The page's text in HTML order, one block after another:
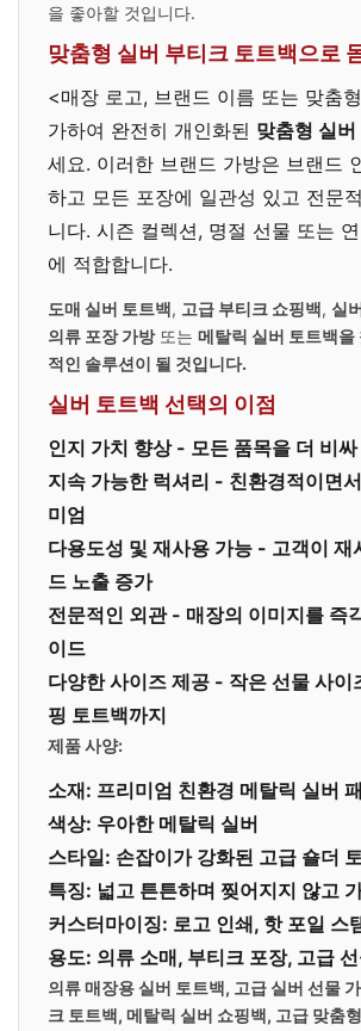
을 좋아할 것입니다.
맞춤형 실버 부티크 토트백으로
<매장 로고, 브랜드 이름 또는 맞춤
가하여 완전히 개인화된 맞춤형 실버
세요. 이러한 브랜드 가방은 브랜드
하고 모든 포장에 일관성 있고 전문
니다. 시즌 컬렉션, 명절 선물 또는
에 적합합니다.
도매 실버 토트백, 고급 부티크 쇼핑백, 실
의류 포장 가방또는 메탈릭 실버 토트백을
적인 솔루션이 될 것입니다.
실버 토트백 선택의 이점
인지 가치 향상- 모든 품목을 더 비싸
지속 가능한 럭셔리 - 친환경적이면
미엄
다용도성 및 재사용 가능 - 고객이 재
드 노출 증가
전문적인 외관- 매장의 이미지를 즉
이드
다양한 사이즈 제공 - 작은 선물 사이
핑 토트백까지
제품 사양:
소재: 프리미엄 친환경 메탈릭 실버
색상: 우아한 메탈릭 실버
스타일: 손잡이가 강화된 고급 숄더
특징: 넓고 튼튼하며 찢어지지 않고
커스터마이징: 로고 인쇄, 핫 포일 스
용도: 의류 소매, 부티크 포장, 고급
의류 매장용 실버 토트백, 고급 실버 선물
크 토트백, 메탈릭 실버 쇼핑백, 고급 맞춤